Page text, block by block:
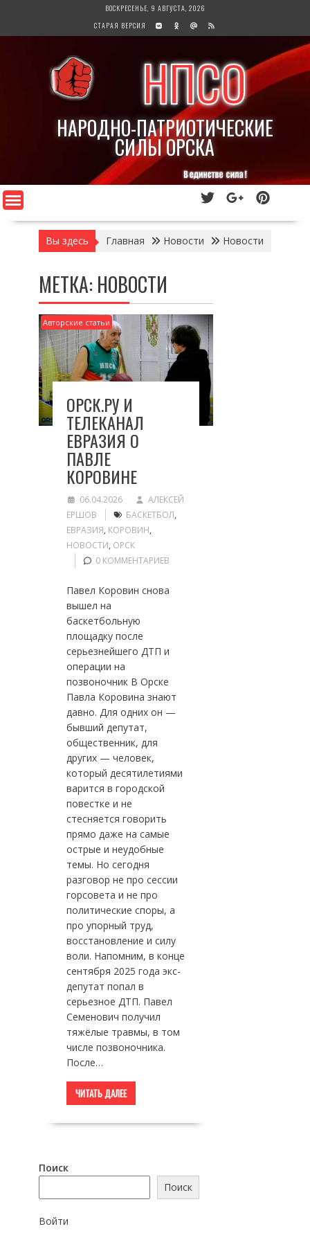
содержимому
ВОСКРЕСЕНЬЕ, 9 АВГУСТА, 2026
СТАРАЯ ВЕРСИЯ
НПСО
НАРОДНО-ПАТРИОТИЧЕСКИЕ
СИЛЫ ОРСКА
Вы здесь Главная Новости Новости
МЕТКА: НОВОСТИ
Авторские статьи
ОРСК.РУ И
ТЕЛЕКАНАЛ
ЕВРАЗИЯ О
ПАВЛЕ
КОРОВИНЕ
06.04.2026
АЛЕКСЕЙ
ЕРШОВ
БАСКЕТБОЛ,
ЕВРАЗИЯ, КОРОВИН,
НОВОСТИ, ОРСК
0 КОММЕНТАРИЕВ
Павел Коровин снова
вышел на
баскетбольную
площадку после
серьезнейшего ДТП и
операции на
позвоночник В Орске
Павла Коровина знают
давно. Для одних он —
бывший депутат,
общественник, для
других — человек,
который десятилетиями
варится в городской
повестке и не
стесняется говорить
прямо даже на самые
острые и неудобные
темы. Но сегодня
разговор не про сессии
горсовета и не про
политические споры, а
про упорный труд,
восстановление и силу
воли. Напомним, в конце
сентября 2025 года экс-
депутат попал в
серьезное ДТП. Павел
Семенович получил
тяжёлые травмы, в том
числе позвоночника.
После…
ЧИТАТЬ ДАЛЕЕ
Поиск
Поиск
Войти